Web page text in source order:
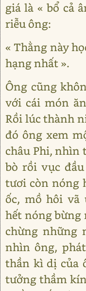
giá là « bổ cả
riễu ông:
« Thằng này
hạng nhất ».
Ông cũng
với cái món
Rồi lúc thành
đó ông xem
châu Phi, nhìn
bò rồi vục
tươi còn nóng
ốc, mồ hôi vã
hết nóng bừng
chừng những
nhìn ông,
thần kì dị của
tưởng thầm